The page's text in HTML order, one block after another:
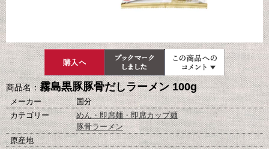
商品名：霧島黒豚豚骨だしラーメン 100g
メーカー
国分
カテゴリー
めん・即席麺・即席カップ麺
豚骨ラーメン
原産地